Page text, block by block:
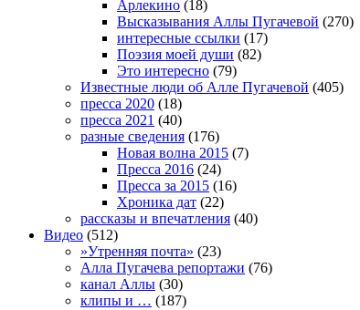
Арлекино (18)
Высказывания Аллы Пугачевой (270)
интересные ссылки (17)
Поэзия моей души (82)
Это интересно (79)
Известные люди об Алле Пугачевой (405)
пресса 2020 (18)
пресса 2021 (40)
разные сведения (176)
Новая волна 2015 (7)
Пресса 2016 (24)
Пресса за 2015 (16)
Хроника дат (22)
рассказы и впечатления (40)
Видео (512)
»Утренняя почта» (23)
Алла Пугачева репортажи (76)
канал Аллы (30)
клипы и … (187)